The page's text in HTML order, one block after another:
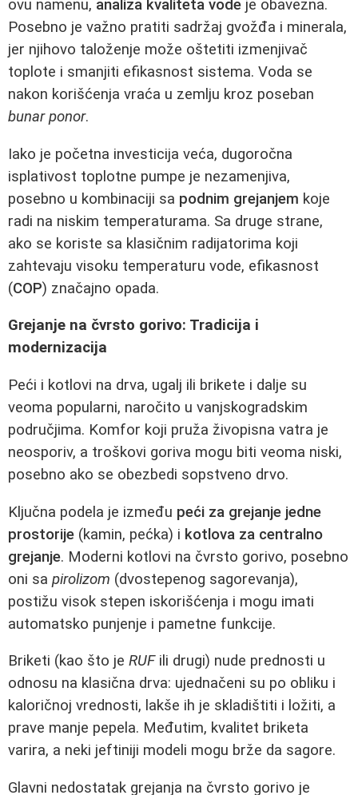
ovu namenu, analiza kvaliteta vode je obavezna.
Posebno je važno pratiti sadržaj gvožđa i minerala,
jer njihovo taloženje može oštetiti izmenjivač
toplote i smanjiti efikasnost sistema. Voda se
nakon korišćenja vraća u zemlju kroz poseban
bunar ponor.
Iako je početna investicija veća, dugoročna
isplativost toplotne pumpe je nezamenjiva,
posebno u kombinaciji sa podnim grejanjem koje
radi na niskim temperaturama. Sa druge strane,
ako se koriste sa klasičnim radijatorima koji
zahtevaju visoku temperaturu vode, efikasnost
(COP) značajno opada.
Grejanje na čvrsto gorivo: Tradicija i
modernizacija
Peći i kotlovi na drva, ugalj ili brikete i dalje su
veoma popularni, naročito u vanjskogradskim
područjima. Komfor koji pruža živopisna vatra je
neosporiv, a troškovi goriva mogu biti veoma niski,
posebno ako se obezbedi sopstveno drvo.
Ključna podela je između peći za grejanje jedne
prostorije (kamin, pećka) i kotlova za centralno
grejanje. Moderni kotlovi na čvrsto gorivo, posebno
oni sa pirolizom (dvostepenog sagorevanja),
postižu visok stepen iskorišćenja i mogu imati
automatsko punjenje i pametne funkcije.
Briketi (kao što je RUFili drugi) nude prednosti u
odnosu na klasična drva: ujednačeni su po obliku i
kaloričnoj vrednosti, lakše ih je skladištiti i ložiti, a
prave manje pepela. Međutim, kvalitet briketa
varira, a neki jeftiniji modeli mogu brže da sagore.
Glavni nedostatak grejanja na čvrsto gorivo je